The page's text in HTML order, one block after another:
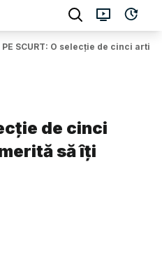
PE SCURT: O selecție de cinci
de cinci
să îți